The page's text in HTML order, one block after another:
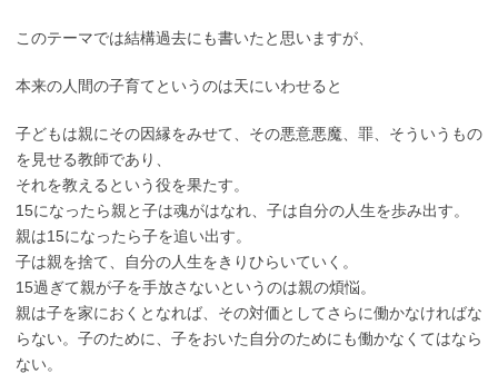
このテーマでは結構過去にも書いたと思いますが、
本来の人間の子育てというのは天にいわせると
子どもは親にその因縁をみせて、その悪意悪魔、罪、そういうもの
を見せる教師であり、
それを教えるという役を果たす。
15になったら親と子は魂がはなれ、子は自分の人生を歩み出す。
親は15になったら子を追い出す。
子は親を捨て、自分の人生をきりひらいていく。
15過ぎて親が子を手放さないというのは親の煩悩。
親は子を家におくとなれば、その対価としてさらに働かなければな
らない。子のために、子をおいた自分のためにも働かなくてはなら
ない。